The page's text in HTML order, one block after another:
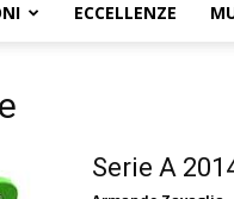
ECCELLENZE
Serie A